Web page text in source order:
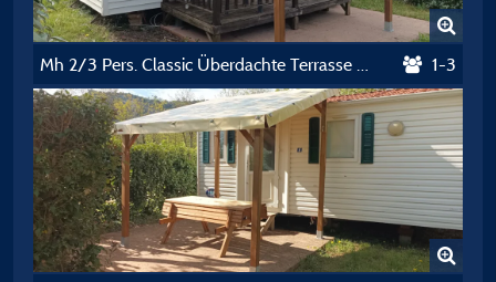
Mh 2/3 Pers. Classic Überdachte Terrasse + Tv 1-3